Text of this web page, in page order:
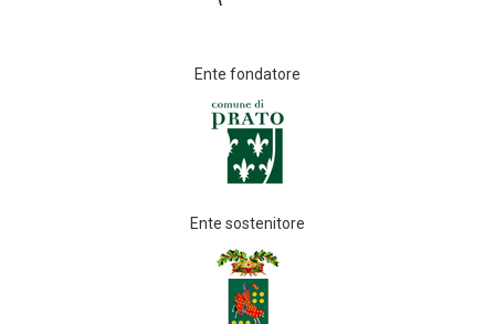
Ente fondatore
Ente sostenitore